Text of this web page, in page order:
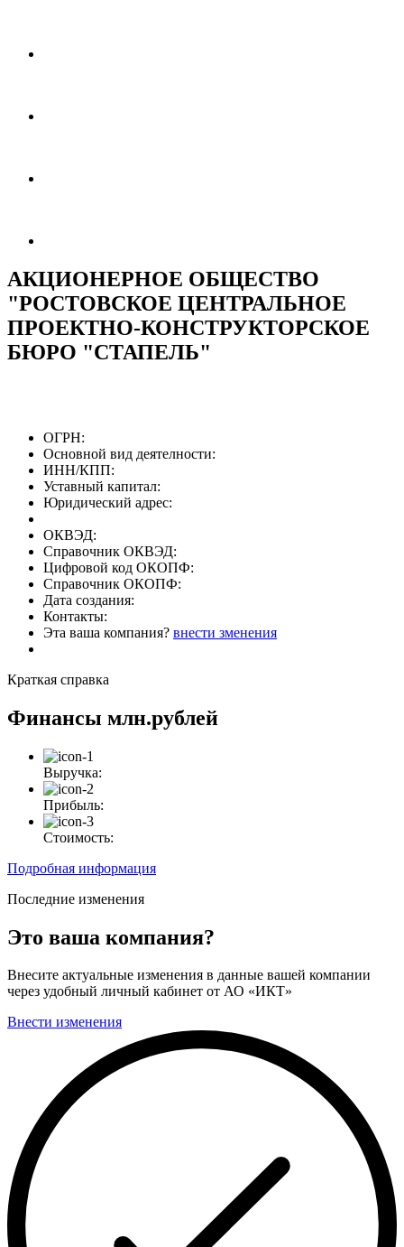
АКЦИОНЕРНОЕ ОБЩЕСТВО
"РОСТОВСКОЕ ЦЕНТРАЛЬНОЕ
ПРОЕКТНО-КОНСТРУКТОРСКОЕ
БЮРО "СТАПЕЛЬ"
ОГРН:
Основной вид деятелности:
ИНН/КПП:
Уставный капитал:
Юридический адрес:
ОКВЭД:
Справочник ОКВЭД:
Цифровой код ОКОПФ:
Справочник ОКОПФ:
Дата создания:
Контакты:
Эта ваша компания? внести зменения
Краткая справка
Финансы млн.рублей
Выручка:
Прибыль:
Стоимость:
Подробная информация
Последние изменения
Это ваша компания?
Внесите актуальные изменения в данные вашей компании
через удобный личный кабинет от АО «ИКТ»
Внести изменения